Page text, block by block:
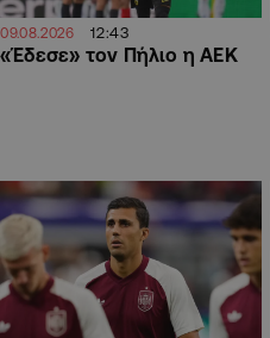
09.08.2026 12:43
«Έδεσε» τον Πήλιο η ΑΕΚ